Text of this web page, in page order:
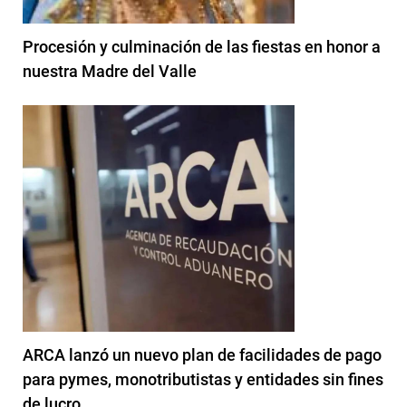
Procesión y culminación de las fiestas en honor a
nuestra Madre del Valle
ARCA lanzó un nuevo plan de facilidades de pago
para pymes, monotributistas y entidades sin fines